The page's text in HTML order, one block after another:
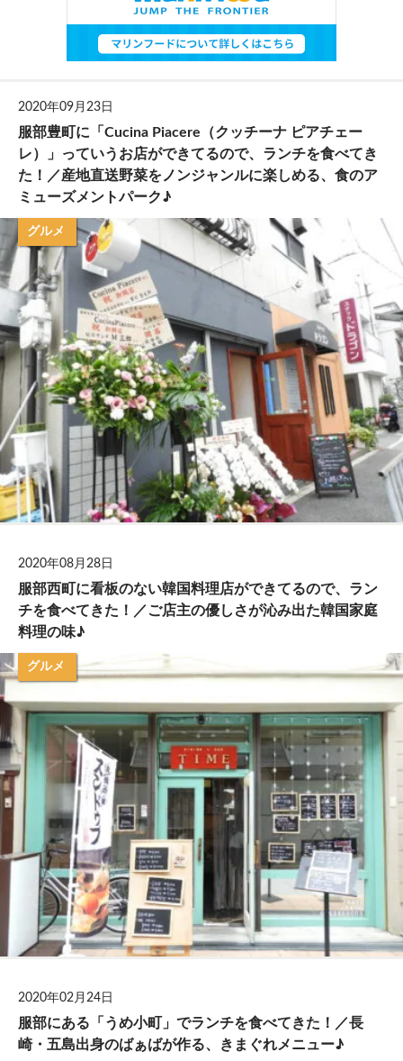
2020年09月23日
服部豊町に「Cucina Piacere（クッチーナ ピアチェー
レ）」っていうお店ができてるので、ランチを食べてき
た！／産地直送野菜をノンジャンルに楽しめる、食のア
ミューズメントパーク♪
グルメ
2020年08月28日
服部西町に看板のない韓国料理店ができてるので、ラン
チを食べてきた！／ご店主の優しさが沁み出た韓国家庭
料理の味♪
グルメ
2020年02月24日
服部にある「うめ小町」でランチを食べてきた！／長
崎・五島出身のばぁばが作る、きまぐれメニュー♪